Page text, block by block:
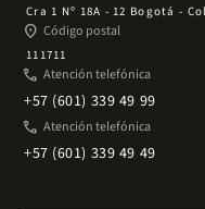
Cra 1 Nº 18A - 12 Bogotá -
place Código postal
111711
phone Atención telefónica
+57 (601) 339 49 99
phone Atención telefónica
+57 (601) 339 49 49